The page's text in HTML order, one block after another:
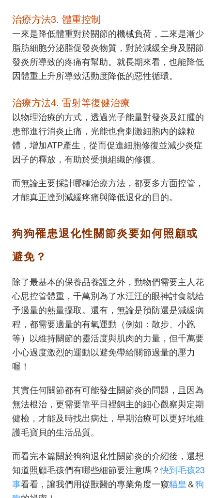
治療方法3. 體重控制
一來是降低體重對於關節的機械負荷，二來是漸少
脂肪細胞分泌脂促發炎物質，對於減緩全身及關節
發炎所導致的疼痛有幫助。就長期來看，也能降低
因體重上升所導致活動度降低的惡性循環。
治療方法4. 雷射等復健治療
以物理治療的方式，透過光子能量對發炎及紅腫的
患部進行消炎止痛，光能也會刺激細胞內的線粒
體，增加ATP產生，從而促進細胞修復並減少炎症
因子的釋放，有助於受損組織的修復。
而無論主要採計哪種治療方法，都要多方面控管，
才能真正達到減緩疼痛與降低退化的目的。
狗狗罹患退化性關節炎要如何照顧或
避免？
除了最基本的保養品養護之外，動物們需要主人花
心思控管體重，千萬別為了水汪汪的眼神討食就給
予過量的熱量攝取。還有，無論是預防還是減緩病
程，都需要適量的有氧運動（例如：散步、小跑
等）以維持關節的靈活度與肌肉的力量，但千萬要
小心過度激烈的運動以避免帶給關節過量的壓力
喔！
其實任何關節都有可能發生關節炎的問題，且因為
無法根治，更需要靠平日裡飼主的細心觀察與定期
健檢，才能及時找出病灶，早期治療可以更好地維
護毛寶貝的生活品質。
而看完本篇關於狗狗退化性關節炎的介紹後，還想
知道照顧毛孩們有哪些細節要注意嗎？快到毛孩23
事看看，讓我們用從獸醫的專業角度一窺貓皇＆狗